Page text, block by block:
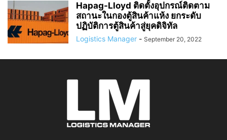
Hapag-Lloyd ติดตั้งอุปกรณ์ติดตาม
สถานะในกองตู้สินค้าแห้ง ยกระดับ
ปฏิบัติการตู้สินค้าสู่ยุคดิจิทัล
Logistics Manager - September 20, 2022